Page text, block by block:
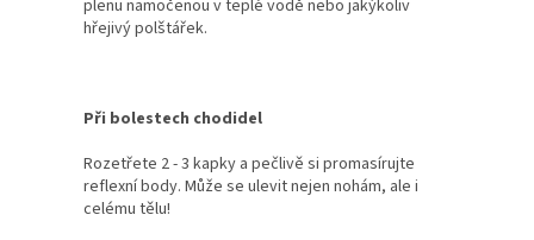
plenu namočenou v teplé vodě nebo jakýkoliv
hřejivý polštářek.
Při bolestech chodidel
Rozetřete 2 - 3 kapky a pečlivě si promasírujte
reflexní body. Může se ulevit nejen nohám, ale i
celému tělu!